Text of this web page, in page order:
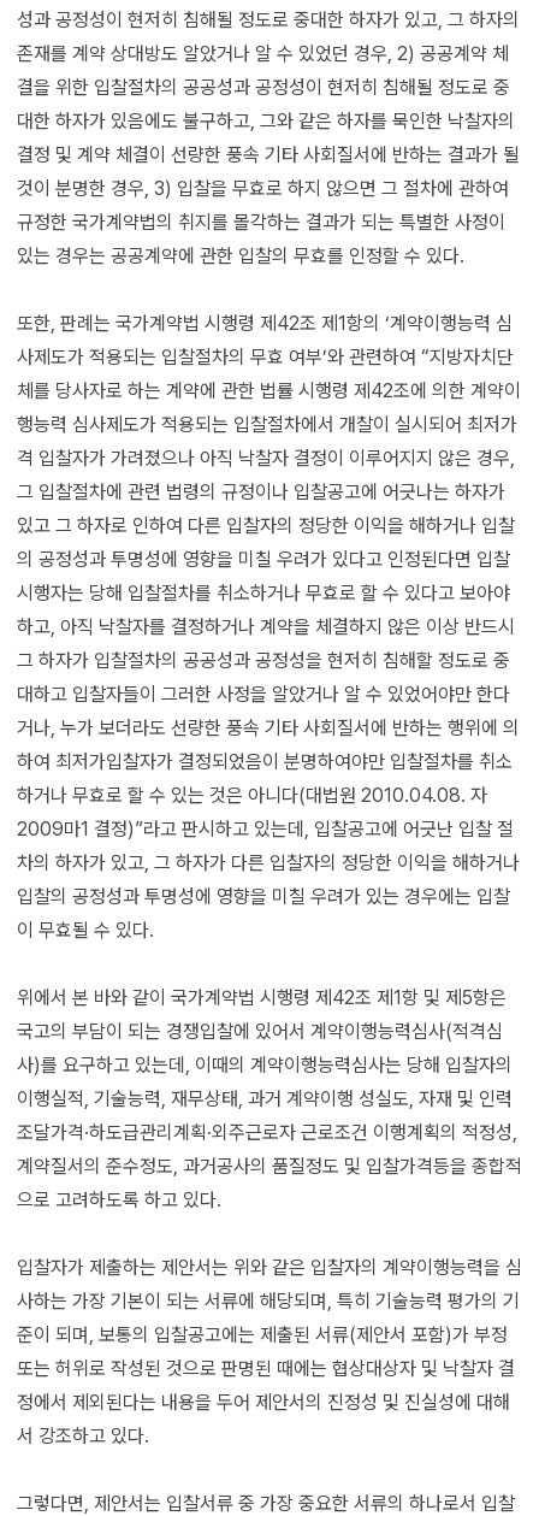
성과 공정성이 현저히 침해될 정도로 중대한 하자가 있고, 그 하자의
존재를 계약 상대방도 알았거나 알 수 있었던 경우, 2) 공공계약 체
결을 위한 입찰절차의 공공성과 공정성이 현저히 침해될 정도로 중
대한 하자가 있음에도 불구하고, 그와 같은 하자를 묵인한 낙찰자의
결정 및 계약 체결이 선량한 풍속 기타 사회질서에 반하는 결과가 될
것이 분명한 경우, 3) 입찰을 무효로 하지 않으면 그 절차에 관하여
규정한 국가계약법의 취지를 몰각하는 결과가 되는 특별한 사정이
있는 경우는 공공계약에 관한 입찰의 무효를 인정할 수 있다.
또한, 판례는 국가계약법 시행령 제42조 제1항의 ‘계약이행능력 심
사제도가 적용되는 입찰절차의 무효 여부’와 관련하여 “지방자치단
체를 당사자로 하는 계약에 관한 법률 시행령 제42조에 의한 계약이
행능력 심사제도가 적용되는 입찰절차에서 개찰이 실시되어 최저가
격 입찰자가 가려졌으나 아직 낙찰자 결정이 이루어지지 않은 경우,
그 입찰절차에 관련 법령의 규정이나 입찰공고에 어긋나는 하자가
있고 그 하자로 인하여 다른 입찰자의 정당한 이익을 해하거나 입찰
의 공정성과 투명성에 영향을 미칠 우려가 있다고 인정된다면 입찰
시행자는 당해 입찰절차를 취소하거나 무효로 할 수 있다고 보아야
하고, 아직 낙찰자를 결정하거나 계약을 체결하지 않은 이상 반드시
그 하자가 입찰절차의 공공성과 공정성을 현저히 침해할 정도로 중
대하고 입찰자들이 그러한 사정을 알았거나 알 수 있었어야만 한다
거나, 누가 보더라도 선량한 풍속 기타 사회질서에 반하는 행위에 의
하여 최저가입찰자가 결정되었음이 분명하여야만 입찰절차를 취소
하거나 무효로 할 수 있는 것은 아니다(대법원 2010.04.08. 자
2009마1 결정)”라고 판시하고 있는데, 입찰공고에 어긋난 입찰 절
차의 하자가 있고, 그 하자가 다른 입찰자의 정당한 이익을 해하거나
입찰의 공정성과 투명성에 영향을 미칠 우려가 있는 경우에는 입찰
이 무효될 수 있다.
위에서 본 바와 같이 국가계약법 시행령 제42조 제1항 및 제5항은
국고의 부담이 되는 경쟁입찰에 있어서 계약이행능력심사(적격심
사)를 요구하고 있는데, 이때의 계약이행능력심사는 당해 입찰자의
이행실적, 기술능력, 재무상태, 과거 계약이행 성실도, 자재 및 인력
조달가격·하도급관리계획·외주근로자 근로조건 이행계획의 적정성,
계약질서의 준수정도, 과거공사의 품질정도 및 입찰가격등을 종합적
으로 고려하도록 하고 있다.
입찰자가 제출하는 제안서는 위와 같은 입찰자의 계약이행능력을 심
사하는 가장 기본이 되는 서류에 해당되며, 특히 기술능력 평가의 기
준이 되며, 보통의 입찰공고에는 제출된 서류(제안서 포함)가 부정
또는 허위로 작성된 것으로 판명된 때에는 협상대상자 및 낙찰자 결
정에서 제외된다는 내용을 두어 제안서의 진정성 및 진실성에 대해
서 강조하고 있다.
그렇다면, 제안서는 입찰서류 중 가장 중요한 서류의 하나로서 입찰